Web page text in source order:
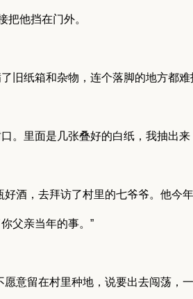
把他挡在门外。
旧纸箱和杂物，连个落脚的地方都
。里面是几张叠好的白纸，我抽出
酒，去拜访了村里的七爷爷。他今
父亲当年的事。”
意留在村里种地，说要出去闯荡，